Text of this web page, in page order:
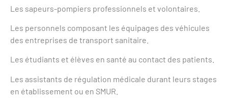
Les sapeurs-pompiers professionnels et volontaires.
Les personnels composant les équipages des véhicules
des entreprises de transport sanitaire.
Les étudiants et élèves en santé au contact des patients.
Les assistants de régulation médicale durant leurs stages
en établissement ou en SMUR.